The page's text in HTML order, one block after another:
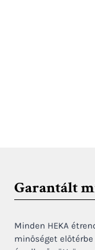
Garantált
Minden HEKA
minőséget